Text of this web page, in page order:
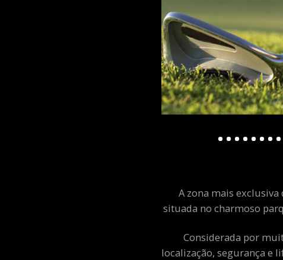
A zona mais
situada no charmoso
Considerada por
localização, segurança e